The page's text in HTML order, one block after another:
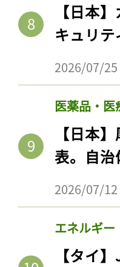
【日本
キュリ
2026/07/25
医薬品・医
【日本
表。自
2026/07/12
エネルギー
【タイ